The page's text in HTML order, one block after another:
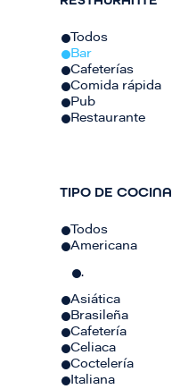
Todos
Bar
Cafeterías
Comida rápida
Pub
Restaurante
TIPO DE COCINA
Todos
Americana
.
Asiática
Brasileña
Cafetería
Celiaca
Coctelería
Italiana